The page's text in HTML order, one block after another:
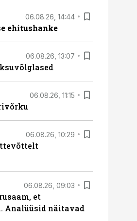
06.08.26, 14:44
ehitushanke
06.08.26, 13:07
06.08.26, 11:15
06.08.26, 10:29
06.08.26, 09:03
et
Analüüsid näitavad